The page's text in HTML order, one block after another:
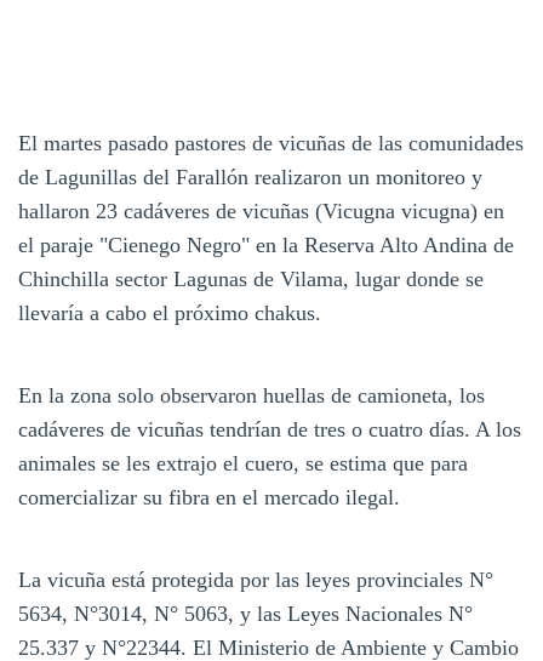
El martes pasado pastores de vicuñas de las comunidades
de Lagunillas del Farallón realizaron un monitoreo y
hallaron 23 cadáveres de vicuñas (Vicugna vicugna) en
el paraje "Cienego Negro" en la Reserva Alto Andina de
Chinchilla sector Lagunas de Vilama, lugar donde se
llevaría a cabo el próximo chakus.
En la zona solo observaron huellas de camioneta, los
cadáveres de vicuñas tendrían de tres o cuatro días. A los
animales se les extrajo el cuero, se estima que para
comercializar su fibra en el mercado ilegal.
La vicuña está protegida por las leyes provinciales N°
5634, N°3014, N° 5063, y las Leyes Nacionales N°
25.337 y N°22344. El Ministerio de Ambiente y Cambio